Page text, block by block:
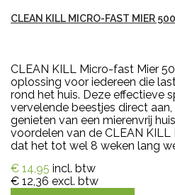
CLEAN KILL MICRO-FAST MIER
CLEAN KILL Micro-fast Mier
oplossing voor iedereen die
rond het huis. Deze effectieve
vervelende beestjes direct
genieten van een mierenvrij
voordelen van de CLEAN
dat het tot wel 8 weken lang
€ 14,95 incl. btw
€ 12,36 excl. btw